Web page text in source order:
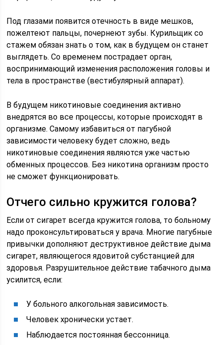
Под глазами появится отечность в виде мешков,
пожелтеют пальцы, почернеют зубы. Курильщик со
стажем обязан знать о том, как в будущем он станет
выглядеть. Со временем пострадает орган,
воспринимающий изменения расположения головы и
тела в пространстве (вестибулярный аппарат).
В будущем никотиновые соединения активно
внедрятся во все процессы, которые происходят в
организме. Самому избавиться от пагубной
зависимости человеку будет сложно, ведь
никотиновые соединения являются уже частью
обменных процессов. Без никотина организм просто
не сможет функционировать.
Отчего сильно кружится голова?
Если от сигарет всегда кружится голова, то больному
надо проконсультироваться у врача. Многие пагубные
привычки дополняют деструктивное действие дыма
сигарет, являющегося ядовитой субстанцией для
здоровья. Разрушительное действие табачного дыма
усилится, если:
У больного алкогольная зависимость.
Человек хронически устает.
Наблюдается постоянная бессонница.